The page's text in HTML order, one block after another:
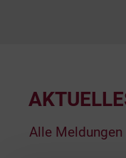
Alle Meldungen